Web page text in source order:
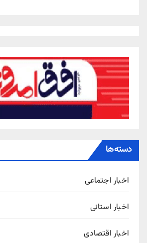
دسته‌ها
اخبار اجتماعی
اخبار استانی
اخبار اقتصادی